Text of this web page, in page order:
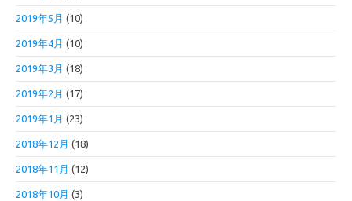
2019年5月 (10)
2019年4月 (10)
2019年3月 (18)
2019年2月 (17)
2019年1月 (23)
2018年12月 (18)
2018年11月 (12)
2018年10月 (3)